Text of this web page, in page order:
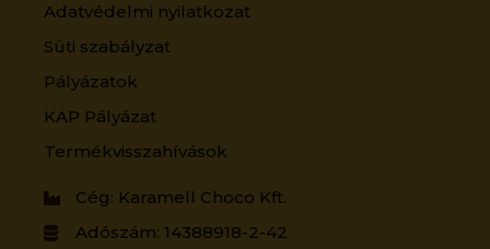
Adatvédelmi nyilatkozat
Süti szabályzat
Pályázatok
KAP Pályázat
Termékvisszahívások
Cég: Karamell Choco Kft.
Adószám: 14388918-2-42